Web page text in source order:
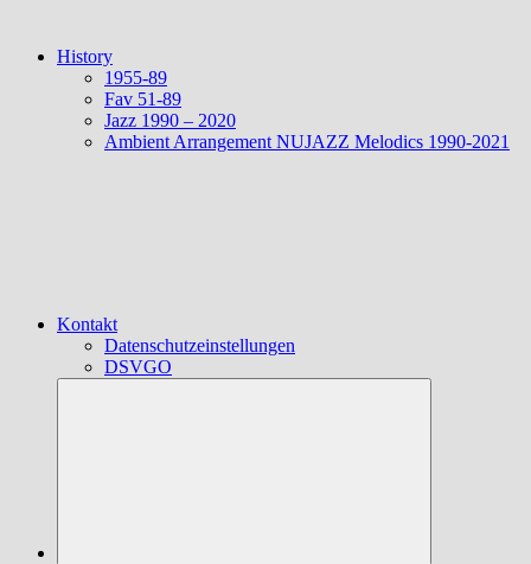
History
1955-89
Fav 51-89
Jazz 1990 – 2020
Ambient Arrangement NUJAZZ Melodics 1990-2021
Kontakt
Datenschutzeinstellungen
DSVGO